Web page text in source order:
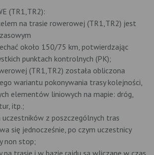
(TR1,TR2):
na trasie rowerowej (TR1,TR2) jest
około 150/75 km, potwierdzając
punktach kontrolnych (PK);
(TR1,TR2) została obliczona
wariantu pokonywania trasy kolejności,
elementów liniowych na mapie: dróg,
itp.;
z poszczególnych tras
się jednocześnie, po czym uczestnicy
non stop;
na trasie i w bazie rajdu są wliczane w czas